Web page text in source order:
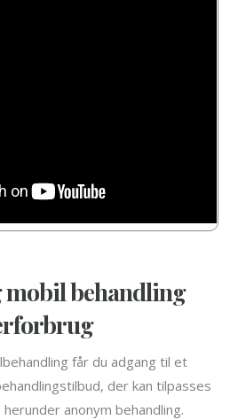
mobil behandling
får du adgang til et
der kan tilpasses
anonym behandling.